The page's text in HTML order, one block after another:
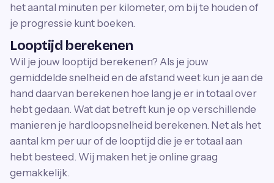
het aantal minuten per kilometer, om bij te houden of
je progressie kunt boeken.
Looptijd berekenen
Wil je jouw looptijd berekenen? Als je jouw
gemiddelde snelheid en de afstand weet kun je aan de
hand daarvan berekenen hoe lang je er in totaal over
hebt gedaan. Wat dat betreft kun je op verschillende
manieren je hardloopsnelheid berekenen. Net als het
aantal km per uur of de looptijd die je er totaal aan
hebt besteed. Wij maken het je online graag
gemakkelijk.